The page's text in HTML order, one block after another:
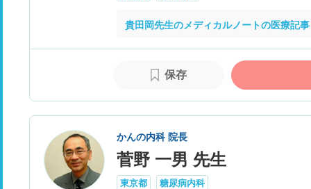
貴田岡先生のメディカルノートの医療記
保存
かんの内科 院長
菅野 一男 先生
東京都 糖尿病内科